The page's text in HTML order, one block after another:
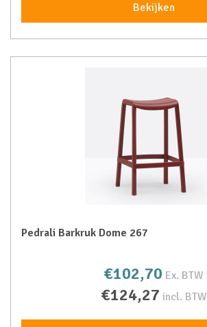
Bekijken
Pedrali Barkruk Dome 267
€102,70 Ex. BTW
€124,27 incl. BTW